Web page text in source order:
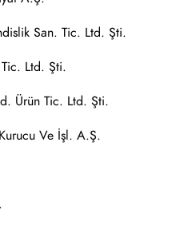
San. Tic. Ltd. Şti.
Ltd. Şti.
Ürün Tic. Ltd. Şti.
Ve İşl. A.Ş.